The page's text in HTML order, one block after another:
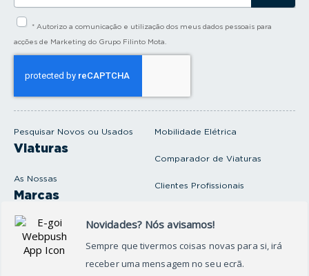
Pesquisar Novos ou Usados
Viaturas
As Nossas
Marcas
Produtos e serviços
Oficina
Mobilidade Elétrica
Comparador de Viaturas
Clientes Profissionais
Seguros Protector
s
* Autorizo a comunicação e utilização dos meus dados pessoais para
acções de Marketing do Grupo Filinto Mota.